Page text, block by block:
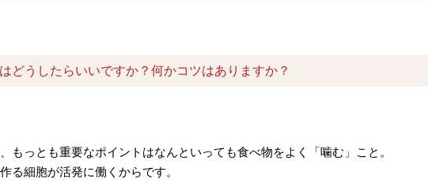
どうしたらいいですか？何かコツはありますか？
もっとも重要なポイントはなんといっても食べ物をよく「噛む」こと。
る細胞が活発に働くからです。